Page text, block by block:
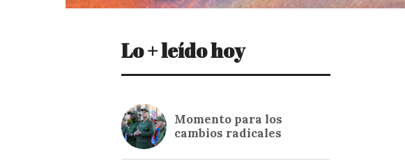
Lo + leído hoy